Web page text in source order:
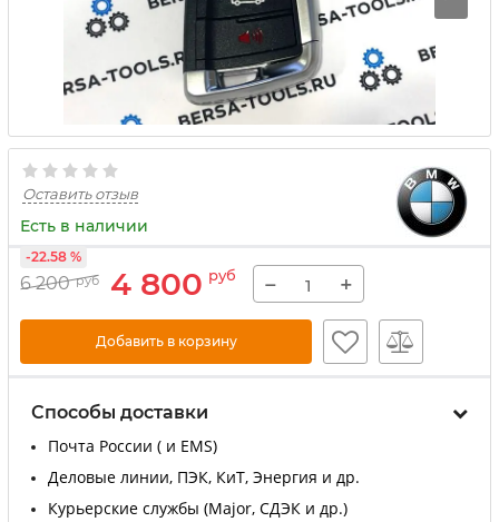
Оставить отзыв
Есть в наличии
6 200 руб 4 800 руб
-22.58 %
− +
Добавить в корзину
Способы доставки
Почта России ( и EMS)
Деловые линии, ПЭК, КиТ, Энергия и др.
Курьерские службы (Major, СДЭК и др.)